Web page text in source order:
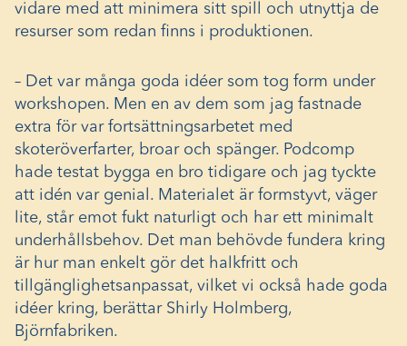
vidare med att minimera sitt spill och utnyttja de
resurser som redan finns i produktionen.
– Det var många goda idéer som tog form under
workshopen. Men en av dem som jag fastnade
extra för var fortsättningsarbetet med
skoteröverfarter, broar och spänger. Podcomp
hade testat bygga en bro tidigare och jag tyckte
att idén var genial. Materialet är formstyvt, väger
lite, står emot fukt naturligt och har ett minimalt
underhållsbehov. Det man behövde fundera kring
är hur man enkelt gör det halkfritt och
tillgänglighetsanpassat, vilket vi också hade goda
idéer kring, berättar Shirly Holmberg,
Björnfabriken.